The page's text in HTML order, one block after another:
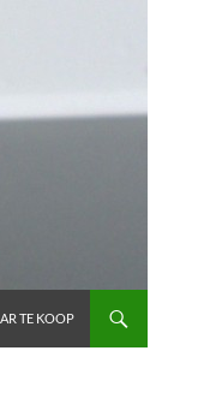
TE KOOP